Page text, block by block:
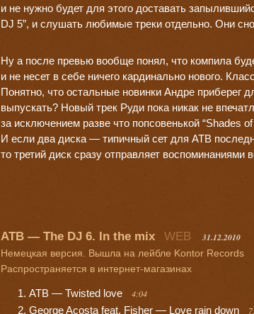
и не нужно будет для этого доставать
DJ 5”, и слушать любимые треки отдельно. Они
Ну а после превью вообще понял, что компила
и не несет в себе ничего кардинально нового.
Понятно, что остальные новинки Андре приберег
выпускать? Новый трек Руди пока никак не
за исключением разве что попсовенькой
И если два диска — типичный сет для АТВ
то третий диск сразу отправляет воспоминаниями
ATB — The DJ 6. In the mix WEB 31.12.2010
Немецкая версия. Вышла на лейбле Kontor Records
Распространяется в интернет-магазинах
ATB — Twisted love 4:04
George Acosta feat. Fisher — Love rain down